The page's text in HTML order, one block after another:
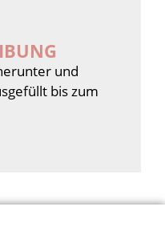
und
bis zum